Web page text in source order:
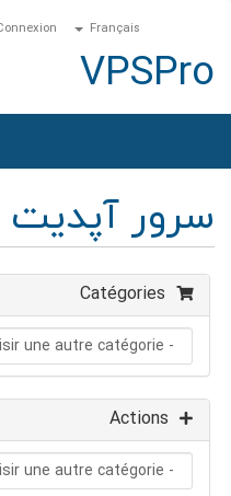
Français
VPSPro
سرور آپدیت Nod32